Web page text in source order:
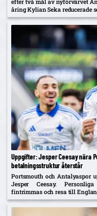
åring Kylian Seka reducerade
Uppgifter: Jesper Ceesay nära
betalningsstruktur återstår
Portsmouth och Antalyaspor
Jesper Ceesay.
fintrimmas och resa till